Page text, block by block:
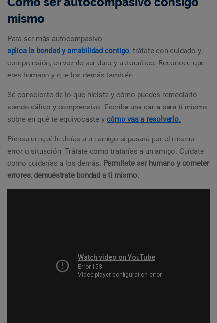
mismo
Para ser más autocompasivo
aplica la bondad y amabilidad contigo, trátate con cuidado y
comprensión, en vez de ser duro y autocrítico. Reconoce que
eres humano y que los demás también.
Sé consciente de lo que hiciste y cómo puedes remediarlo
siendo cálido y comprensivo. Escribe una carta para ti mismo
sobre en qué te equivocaste y cómo vas a resolverlo.
Piensa en qué le dirías a un amigo si pasara por el mismo
error o situación. Trátate como tratarías a un amigo. Cuídate
como cuidarías a los demás. Permítete ser humano y cometer
errores, demuéstrate bondad a ti mismo.